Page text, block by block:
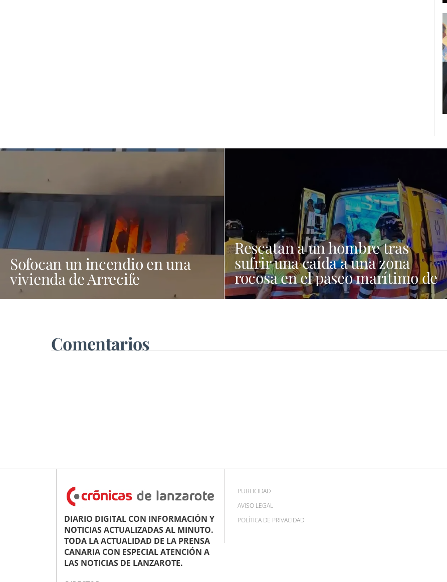
Sofocan un incendio en una
vivienda de Arrecife
Rescatan a un hombre tras
sufrir una caída a una zona
rocosa en el paseo marítimo de
Playa Blanca
Comentarios
DIARIO DIGITAL CON INFORMACIÓN Y
NOTICIAS ACTUALIZADAS AL MINUTO.
TODA LA ACTUALIDAD DE LA PRENSA
CANARIA CON ESPECIAL ATENCIÓN A
LAS NOTICIAS DE LANZAROTE.
PUBLICIDAD
AVISO LEGAL
POLÍTICA DE PRIVACIDAD